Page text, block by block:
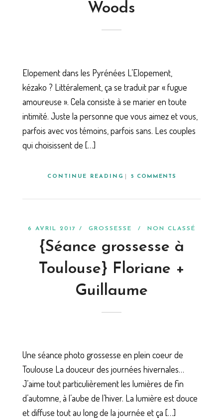
Woods
Elopement dans les Pyrénées L’Elopement,
kézako ? Littéralement, ça se traduit par « fugue
amoureuse ». Cela consiste à se marier en toute
intimité. Juste la personne que vous aimez et vous,
parfois avec vos témoins, parfois sans. Les couples
qui choisissent de […]
CONTINUE READING 5 COMMENTS
6 AVRIL 2017 / GROSSESSE / NON CLASSÉ
{Séance grossesse à
Toulouse} Floriane +
Guillaume
Une séance photo grossesse en plein coeur de
Toulouse La douceur des journées hivernales…
J’aime tout particulièrement les lumières de fin
d’automne, à l’aube de l’hiver. La lumière est douce
et diffuse tout au long de la journée et ça […]